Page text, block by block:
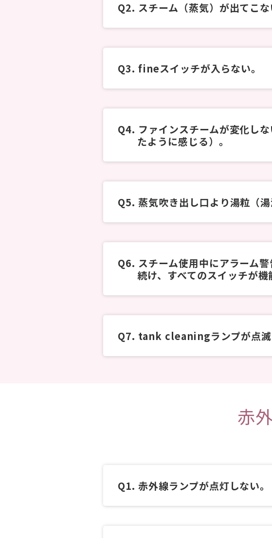
スチーム（蒸気）が出てこな
fineスイッチが入らない。
ファインスチームが変化し
たように感じる）。
蒸気吹き出し口より湯粒（湯
スチーム使用中にアラーム
続け、すべてのスイッチが機
tank cleaningランプが点滅
赤
赤外線ランプが点灯しない。